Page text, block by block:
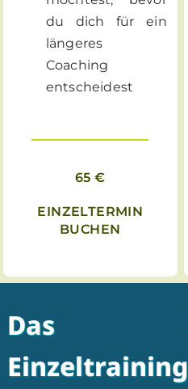
du dich für ein
längeres
Coaching
entscheidest
65 €
EINZELTERMIN
BUCHEN
Das
Einzeltraining